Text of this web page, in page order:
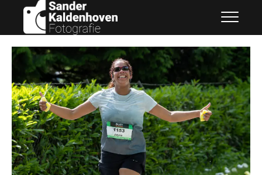
inhoud
Sander Kaldenhoven
Fotografie